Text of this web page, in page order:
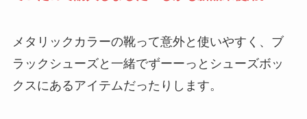
メタリックカラーの靴って意外と使いやすく、ブ
ラックシューズと一緒でずーーっとシューズボッ
クスにあるアイテムだったりします。